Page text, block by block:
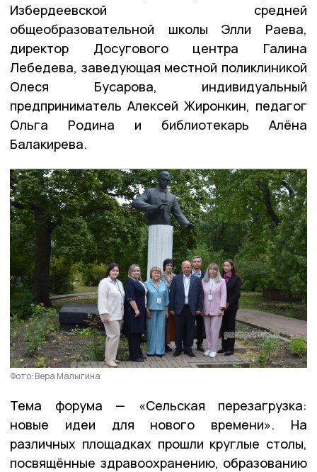
Избердеевской средней
общеобразовательной школы Элли Раева,
директор Досугового центра Галина
Лебедева, заведующая местной поликлиникой
Олеся Бусарова, индивидуальный
предприниматель Алексей Жиронкин, педагог
Ольга Родина и библиотекарь Алёна
Балакирева.
Фото: Вера Малыгина
Тема форума — «Сельская перезагрузка:
новые идеи для нового времени». На
различных площадках прошли круглые столы,
посвящённые здравоохранению, образованию